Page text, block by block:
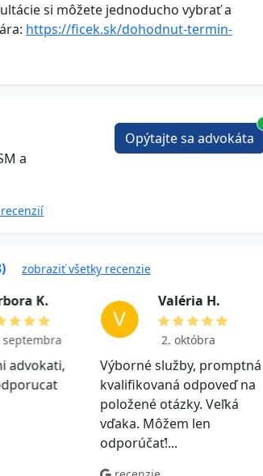
si môžete jednoducho vybrať a
https://ficek.sk/dohodnut-termin-
a
Opýtajte sa advokáta
zobraziť všetky recenzie
b o r a K .
septembra
advokati,
V a l ér i a H .
2. októbra
Výborné služby, promptná
kvalifikovaná odpoveď na
položené otázky. Veľká
vďaka. Môžem len
odporúčať!...